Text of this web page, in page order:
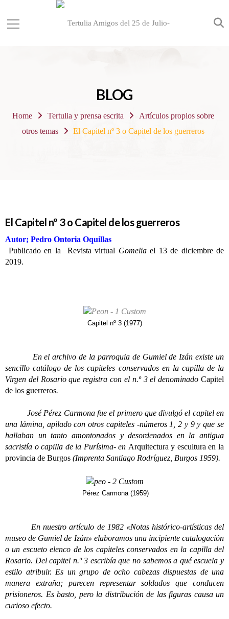
BLOG
Home Tertulia y prensa escrita
Artículos propios sobre
otros temas
El Capitel nº 3 o Capitel de los guerreros
El Capitel nº 3 o Capitel de los guerreros
Autor; Pedro Ontoria Oquillas
Publicado en la Revista virtual Gomeliael 13 de diciembre de
2019.
Capitel nº 3 (1977)
En el archivo de la parroquia de Gumiel de Izán existe un
sencillo catálogo de los capiteles conservados en la capilla de la
Virgen del Rosario que registra con el n.º 3 el denominado Capitel
de los guerreros.
José Pérez Carmona fue el primero que divulgó el capitel en
una lámina, apilado con otros capiteles -números 1, 2 y 9 y que se
hallaban un tanto amontonados y desordenados en la antigua
sacristía o capilla de la Purísima- en Arquitectura y escultura en la
provincia de Burgos (Imprenta Santiago Rodríguez, Burgos 1959).
Pérez Carmona (1959)
En nuestro artículo de 1982 «Notas histórico-artísticas del
museo de Gumiel de Izán» elaboramos una incipiente catalogación
o un escueto elenco de los capiteles conservados en la capilla del
Rosario. Del capitel n.º 3 escribía que no sabemos a qué escuela y
estilo atribuir. Es un grupo de ocho cabezas dispuestas de una
manera extraña; parecen representar soldados que conducen
prisioneros. Es basto, pero la distribución de las figuras causa un
curioso efecto.